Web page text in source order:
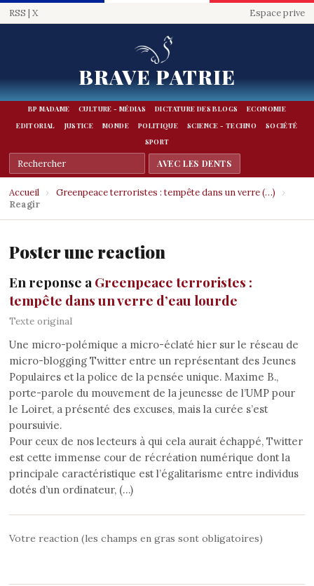
RSS | X Espace prive
BRAVE PATRIE
BP MADAME CULTURE - MÉDIAS DICTATURE DES BLOGS
ECONOMIE
EDITORIAL
JUSTICE MONDE POLITIQUE SCIENCE - TECHNO
SOCIÉTÉ
SPORT
Accueil › Greenpeace terroristes : tempête dans un verre (…)
›
Reagir
Poster une reaction
En reponse a Greenpeace terroristes :
tempête dans un verre d’eau lourde
Texte original
Une micro-polémique a micro-éclaté hier sur le réseau de
micro-blogging Twitter entre un représentant des Jeunes
Populaires et la police de la pensée unique. Maxime B.,
porte-parole du mouvement de la jeunesse de l’UMP pour
le Loiret, a présenté des excuses, mais la curée s’est
poursuivie.
Pour ceux de nos lecteurs à qui cela aurait échappé, Twitter
est cette immense cour de récréation numérique dont la
principale caractéristique est l’égalitarisme entre individus
dotés d’un ordinateur, (…)
Votre reaction (les champs en gras sont obligatoires)